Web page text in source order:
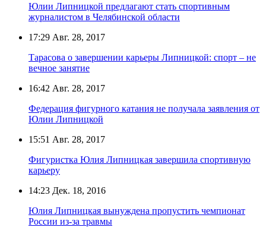
Юлии Липницкой предлагают стать спортивным
журналистом в Челябинской области
17:29 Авг. 28, 2017
Тарасова о завершении карьеры Липницкой: спорт – не
вечное занятие
16:42 Авг. 28, 2017
Федерация фигурного катания не получала заявления от
Юлии Липницкой
15:51 Авг. 28, 2017
Фигуристка Юлия Липницкая завершила спортивную
карьеру
14:23 Дек. 18, 2016
Юлия Липницкая вынуждена пропустить чемпионат
России из-за травмы